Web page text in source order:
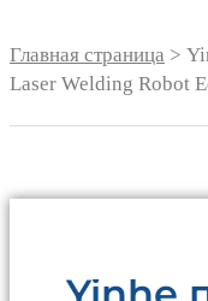
Главная страница >
Laser Welding Robot